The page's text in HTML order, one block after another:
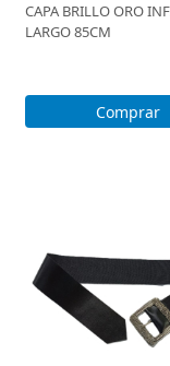
CAPA BRILLO ORO
LARGO 85CM
Comprar